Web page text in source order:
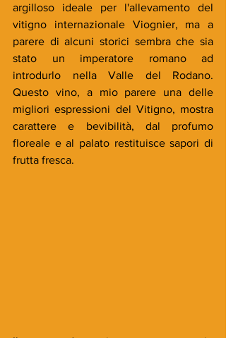
argilloso ideale per l'allevamento del
vitigno internazionale Viognier, ma a
parere di alcuni storici sembra che sia
stato un imperatore romano ad
introdurlo nella Valle del Rodano.
Questo vino, a mio parere una delle
migliori espressioni del Vitigno, mostra
carattere e bevibilità, dal profumo
floreale e al palato restituisce sapori di
frutta fresca.